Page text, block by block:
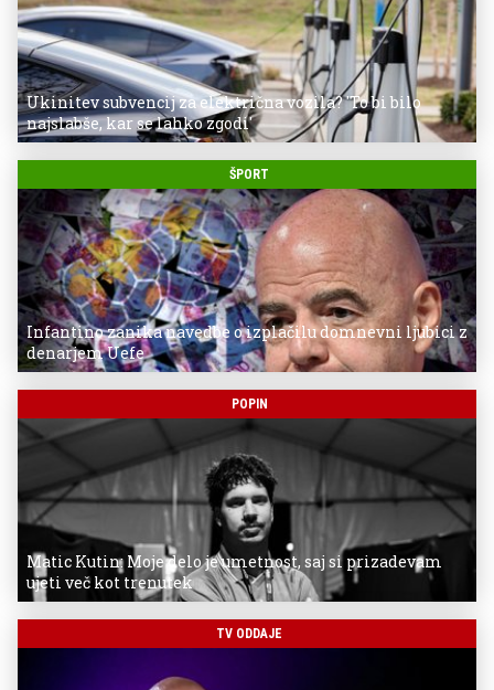
Ukinitev subvencij za električna vozila? 'To bi bilo
najslabše, kar se lahko zgodi'
ŠPORT
Infantino zanika navedbe o izplačilu domnevni ljubici z
denarjem Uefe
POPIN
Matic Kutin: Moje delo je umetnost, saj si prizadevam
ujeti več kot trenutek
TV ODDAJE